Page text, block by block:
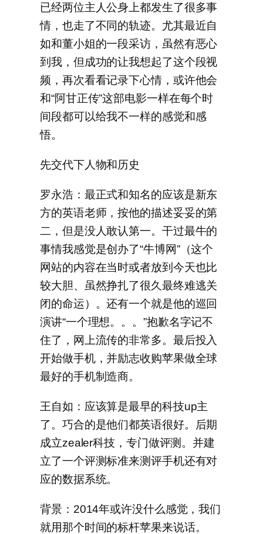
已经两位主人公身上都发生了很多事
情，也走了不同的轨迹。尤其最近自
如和董小姐的一段采访，虽然有恶心
到我，但成功的让我想起了这个段视
频，再次看看记录下心情，或许他会
和“阿甘正传”这部电影一样在每个时
间段都可以给我不一样的感觉和感
悟。
先交代下人物和历史
罗永浩：最正式和知名的应该是新东
方的英语老师，按他的描述妥妥的第
二，但是没人敢认第一。干过最牛的
事情我感觉是创办了“牛博网”（这个
网站的内容在当时或者放到今天也比
较大胆、虽然挣扎了很久最终难逃关
闭的命运）。还有一个就是他的巡回
演讲“一个理想。。。”抱歉名字记不
住了，网上流传的非常多。最后投入
开始做手机，并励志收购苹果做全球
最好的手机制造商。
王自如：应该算是最早的科技up主
了。巧合的是他们都英语很好。后期
成立zealer科技，专门做评测。并建
立了一个评测标准来测评手机还有对
应的数据系统。
背景：2014年或许没什么感觉，我们
就用那个时间的标杆苹果来说话。